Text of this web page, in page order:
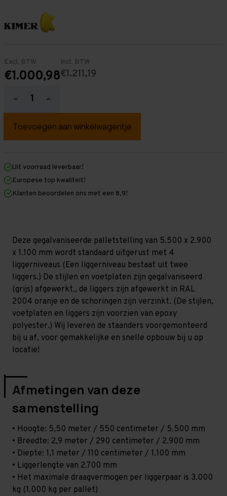
Excl. BTW
€1.000,98
Incl. BTW
€1.211,19
Hoeveelheid
verlagen
Palletstelling
mm
mm
x
1.100
mm
-
Zwaar
-
T100
Hoeveelheid
verhogen
Palletstelling
mm
mm
1.100
mm
-
Zwaar
-
T100
Uit voorraad leverbaar!
Europese top kwaliteit!
Klanten beoordelen ons met een 8,9!
Deze gegalvaniseerde palletstelling van 5.500 x 2.900
x 1.100 mm wordt standaard uitgerust met 4
liggerniveaus (Een liggerniveau bestaat uit twee
liggers.) De stijlen en voetplaten zijn gegalvaniseerd
(grijs) afgewerkt,, de liggers zijn afgewerkt in RAL
2004 oranje en de schoringen zijn verzinkt. (De stijlen,
voetplaten en liggers zijn voorzien van epoxy
polyester.) Wij leveren de staanders voorgemonteerd
bij u af, voor gemakkelijke en snelle opbouw bij u op
locatie!
Afmetingen van deze
samenstelling
• Hoogte: 5,50 meter / 550 centimeter / 5.500 mm
• Breedte: 2,9 meter / 290 centimeter / 2.900 mm
• Diepte: 1,1 meter / 110 centimeter / 1.100 mm
• Liggerlengte van 2.700 mm
• Het maximale draagvermogen per liggerpaar is 3.000
kg (1.000 kg per pallet)